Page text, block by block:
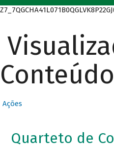
Ações
Quarteto de